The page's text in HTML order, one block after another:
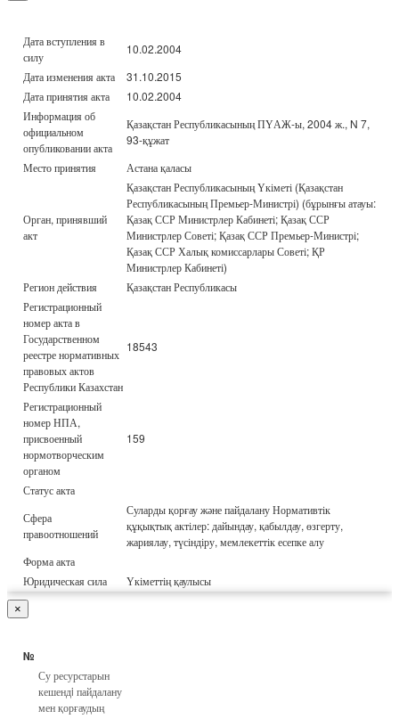
Дата вступления в
силу
10.02.2004
Дата изменения акта
31.10.2015
Дата принятия акта
10.02.2004
Информация об
официальном
опубликовании акта
Қазақстан Республикасының ПҮАЖ-ы, 2004 ж., N 7,
93-құжат
Место принятия
Астана қаласы
Орган, принявший
акт
Қазақстан Республикасының Үкіметі (Қазақстан
Республикасының Премьер-Министрі) (бұрынғы атауы:
Қазақ ССР Министрлер Кабинеті; Қазақ ССР
Министрлер Советі; Қазақ ССР Премьер-Министрі;
Қазақ ССР Халық комиссарлары Советі; ҚР
Министрлер Кабинеті)
Регион действия
Қазақстан Республикасы
Регистрационный
номер акта в
Государственном
реестре нормативных
правовых актов
Республики Казахстан
18543
Регистрационный
номер НПА,
присвоенный
нормотворческим
органом
159
Статус акта
Сфера
правоотношений
Суларды қорғау және пайдалану Нормативтік
құқықтық актілер: дайындау, қабылдау, өзгерту,
жариялау, түсіндіру, мемлекеттік есепке алу
Форма акта
Юридическая сила
Үкіметтің қаулысы
×
№
Су ресурстарын
кешендi пайдалану
мен қорғаудың